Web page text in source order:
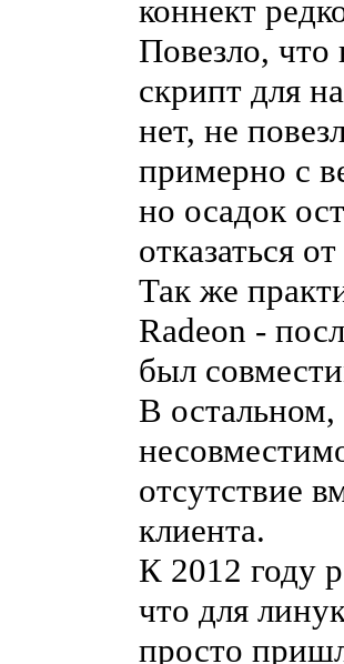
коннект
Повезло,
скрипт для
нет, не
примерно с
но осадок
отказаться
Так же
Radeon -
был
В
отсутствие
клиента.
К 2012 году
что для
просто